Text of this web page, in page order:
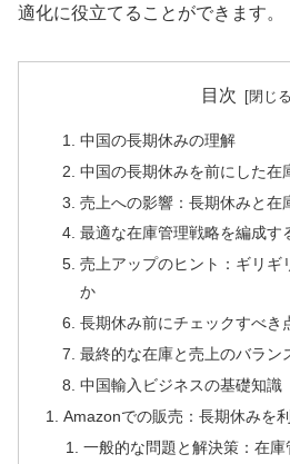
適化に役立てることができます。
目次
中国の長期休みの理解
中国の長期休みを前にした在
売上への影響：長期休みと在
最適な在庫管理戦略を編成す
売上アップのヒント：ギリギ
か
長期休み前にチェックすべき
最終的な在庫と売上のバラン
中国輸入ビジネスの基礎知識
Amazonでの販売：長期休みを
一般的な問題と解決策：在